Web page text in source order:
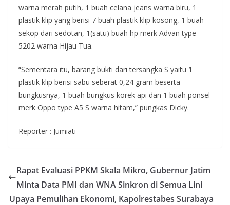
warna merah putih, 1 buah celana jeans warna biru, 1
plastik klip yang berisi 7 buah plastik klip kosong, 1 buah
sekop dari sedotan, 1(satu) buah hp merk Advan type
5202 warna Hijau Tua.
“Sementara itu, barang bukti dari tersangka S yaitu 1
plastik klip berisi sabu seberat 0,24 gram beserta
bungkusnya, 1 buah bungkus korek api dan 1 buah ponsel
merk Oppo type A5 S warna hitam,” pungkas Dicky.
Reporter : Jumiati
Rapat Evaluasi PPKM Skala Mikro, Gubernur Jatim
Minta Data PMI dan WNA Sinkron di Semua Lini
Upaya Pemulihan Ekonomi, Kapolrestabes Surabaya